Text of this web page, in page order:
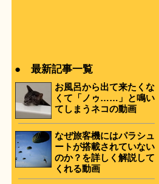
● 最新記事一覧
お風呂から出て来たくな
くて「ノゥ……」と鳴い
てしまうネコの動画
なぜ旅客機にはパラシュ
ートが搭載されていない
のか？を詳しく解説して
くれる動画